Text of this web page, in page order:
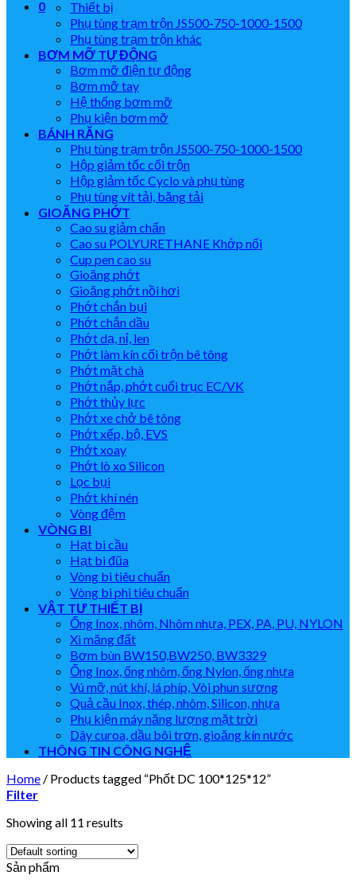
0
Thiết bị
Phụ tùng trạm trộn JS500-750-1000-1500
Phụ tùng trạm trộn khác
BƠM MỠ TỰ ĐỘNG
Bơm mỡ điện tự động
Bơm mỡ tay
Hệ thống bơm mỡ
Phụ kiện bơm mỡ
BÁNH RĂNG
Phụ tùng trạm trộn JS500-750-1000-1500
Hộp giảm tốc cối trộn
Hộp giảm tốc Cyclo và phụ tùng
Phụ tùng vít tải, băng tải
GIOĂNG PHỚT
Cao su giảm chấn
Cao su POLYURETHANE Khớp nối
Cup pen cao su
Gioăng phớt
Gioăng phớt nồi hơi
Phớt chắn bụi
Phớt chắn dầu
Phớt dạ, nỉ, len
Phớt làm kín cối trộn bê tông
Phớt mặt chà
Phớt nắp, phớt cuối trục EC/VK
Phớt thủy lực
Phớt xe chở bê tông
Phớt xếp, bộ, EVS
Phớt xoay
Phớt lò xo Silicon
Lọc bụi
Phớt khí nén
Vòng đệm
VÒNG BI
Hạt bi cầu
Hạt bi đũa
Vòng bi tiêu chuẩn
Vòng bi phi tiêu chuẩn
VẬT TƯ THIẾT BỊ
Ống Inox, nhôm, Nhôm nhựa, PEX, PA, PU, NYLON
Xi măng đất
Bơm bùn BW150,BW250, BW3329
Ống Inox, ống nhôm, ống Nylon, ống nhựa
Vú mỡ, nút khí, lá phíp, Vòi phun sương
Quả cầu Inox, thép, nhôm, Silicon, nhựa
Phụ kiện máy năng lượng mặt trời
Dây curoa, dầu bôi trơn, gioăng kín nước
THÔNG TIN CÔNG NGHỆ
Home / Products tagged “Phốt DC 100*125*12”
Filter
Showing all 11 results
Sản phẩm